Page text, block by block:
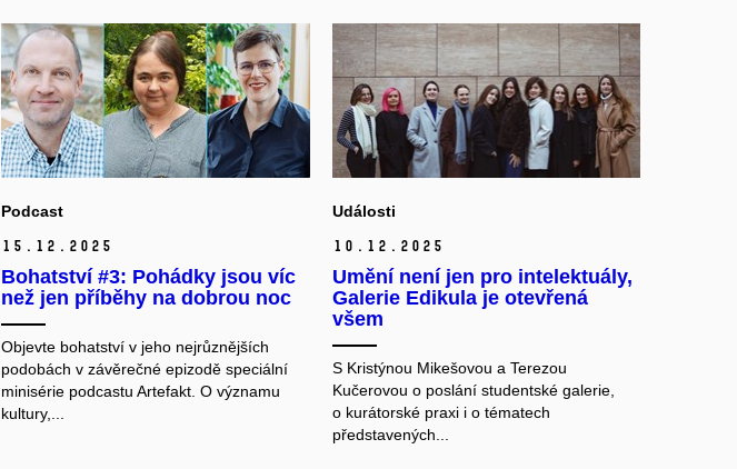
Podcast
15. 12. 2025
Bohatství #3: Pohádky jsou víc
než jen příběhy na dobrou noc
Objevte bohatství v jeho nejrůznějších
podobách v závěrečné epizodě speciální
minisérie podcastu Artefakt. O významu
kultury,...
Události
10. 12. 2025
Umění není jen pro intelektuály,
Galerie Edikula je otevřená
všem
S Kristýnou Mikešovou a Terezou
Kučerovou o poslání studentské galerie,
o kurátorské praxi i o tématech
představených...